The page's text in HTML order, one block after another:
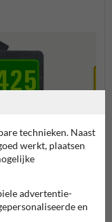
technieken. Naast
werkt, plaatsen
advertentie-
en